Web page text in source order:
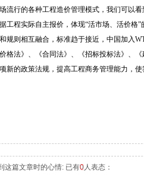
行的各种工程造价管理模式，我们可以看
工程实际自主报价，体现“活市场、活价格
规则相互融合，标准趋于接近，中国加入
格法》、《合同法》、《招标投标法》、
新的政策法规，提高工程商务管理能力，使
这篇文章时的心情: 已有0人表态：